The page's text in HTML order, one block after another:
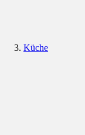
Küche